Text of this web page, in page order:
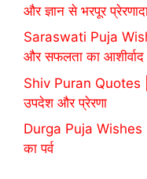
और ज्ञान से भरपूर
Saraswati Puja
और सफलता का आशीर्वाद
Shiv Puran Quotes |
उपदेश और प्रेरणा
Durga Puja Wishes |
का पर्व